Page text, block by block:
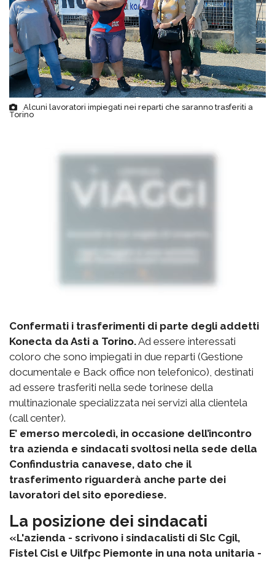
Alcuni lavoratori impiegati nei reparti che saranno trasferiti a
Torino
Confermati i trasferimenti di parte degli addetti
Konecta da Asti a Torino.Ad essere interessati
coloro che sono impiegati in due reparti (Gestione
documentale e Back office non telefonico), destinati
ad essere trasferiti nella sede torinese della
multinazionale specializzata nei servizi alla clientela
(call center).
E’ emerso mercoledì, in occasione dell’incontro
tra azienda e sindacati svoltosi nella sede della
Confindustria canavese, dato che il
trasferimento riguarderà anche parte dei
lavoratori del sito eporediese.
La posizione dei sindacati
«L'azienda - scrivono i sindacalisti di Slc Cgil,
Fistel Cisl e Uilfpc Piemonte in una nota unitaria -